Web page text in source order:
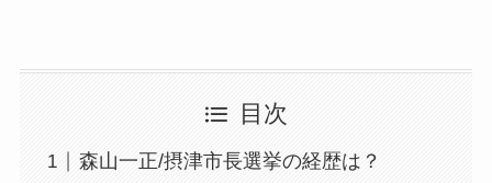
目次
森山一正/摂津市長選挙の経歴は？